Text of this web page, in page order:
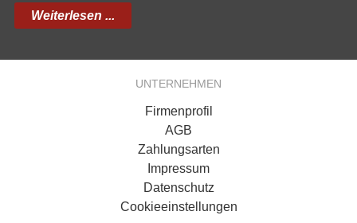
Weiterlesen ...
UNTERNEHMEN
Firmenprofil
AGB
Zahlungsarten
Impressum
Datenschutz
Cookieeinstellungen